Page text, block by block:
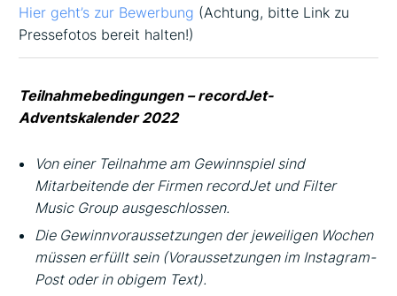
Hier geht’s zur Bewerbung (Achtung, bitte Link zu
Pressefotos bereit halten!)
Teilnahmebedingungen – recordJet-
Adventskalender 2022
Von einer Teilnahme am Gewinnspiel sind
Mitarbeitende der Firmen recordJet und Filter
Music Group ausgeschlossen.
Die Gewinnvoraussetzungen der jeweiligen Wochen
müssen erfüllt sein (Voraussetzungen im Instagram-
Post oder in obigem Text).